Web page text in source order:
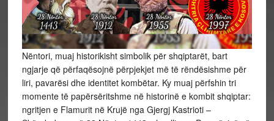
Nëntori, muaj historikisht simbolik për shqiptarët, bart
ngjarje që përfaqësojnë përpjekjet më të rëndësishme për
liri, pavarësi dhe identitet kombëtar. Ky muaj përfshin tri
momente të papërsëritshme në historinë e kombit shqiptar:
ngritjen e Flamurit në Krujë nga Gjergj Kastrioti –